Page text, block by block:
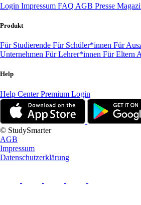
Login Impressum FAQ AGB Presse
Produkt
Für Studierende Für Schüler*innen Für
Unternehmen Für Lehrer*innen Für Eltern
Help
Help CenterPremium Login
© StudySmarter
AGB
Impressum
Datenschutzerklärung